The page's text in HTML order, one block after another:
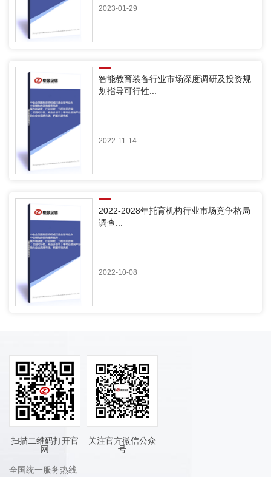
2023-01-29
智能教育装备行业市场深度调研及投资规
划指导可行性...
2022-11-14
2022-2028年托育机构行业市场竞争格局
调查...
2022-10-08
扫描二维码打开官
网
关注官方微信公众
号
全国统一服务热线